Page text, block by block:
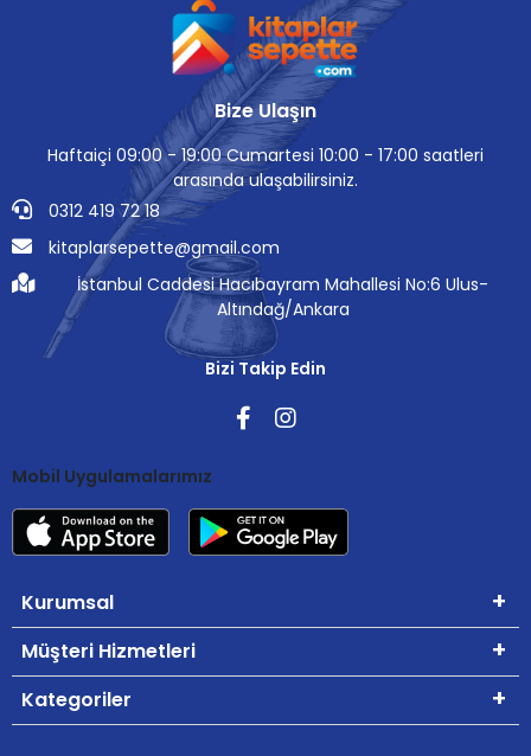
Bize Ulaşın
Haftaiçi 09:00 - 19:00 Cumartesi 10:00 - 17:00 saatleri
arasında ulaşabilirsiniz.
0312 419 72 18
kitaplarsepette@gmail.com
İstanbul Caddesi Hacıbayram Mahallesi No:6 Ulus-
Altındağ/Ankara
Bizi Takip Edin
Mobil Uygulamalarımız
Kurumsal
Müşteri Hizmetleri
Kategoriler